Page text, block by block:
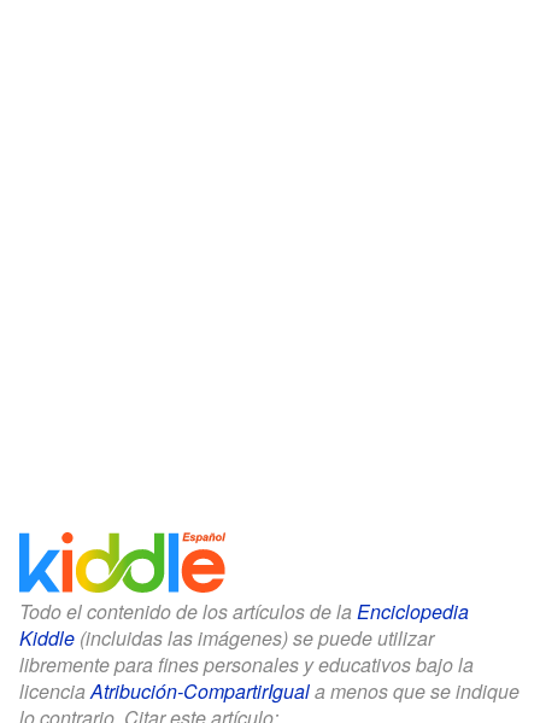
Todo el contenido de los artículos de la Enciclopedia
Kiddle (incluidas las imágenes) se puede utilizar
libremente para fines personales y educativos bajo la
licenciaAtribución-CompartirIguala menos que se indique
lo contrario. Citar este artículo: